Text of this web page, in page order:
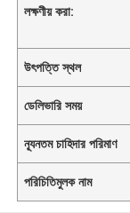
লক্ষণীয় করা:
উৎপত্তি স্থল
ডেলিভারি সময়
ন্যূনতম চাহিদার পরিমাণ
পরিচিতিমুলক নাম